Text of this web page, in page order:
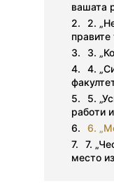
вашата
2.
правите
3.
4.
5.
работи
6.
7.
место